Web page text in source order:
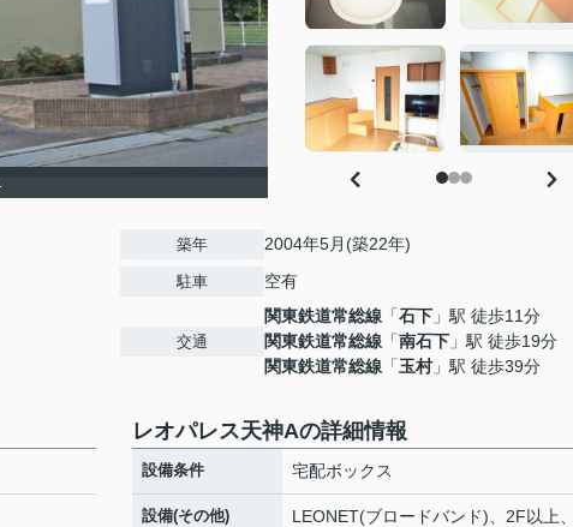
築年 2004年5月(築22年)
駐車 空有
交通
関東鉄道常総線 「石下 」駅 徒歩11分
関東鉄道常総線 「南石下 」駅 徒歩19分
関東鉄道常総線 「玉村」駅 徒歩39分
レオパレス天神Aの詳細情報
設備条件 宅配ボックス
設備(その他) LEONET(ブロードバンド)、2F以上、